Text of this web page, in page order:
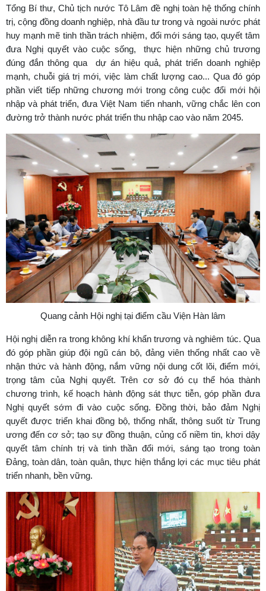
Tổng Bí thư, Chủ tịch nước Tô Lâm đề nghị toàn hệ thống chính
trị, cộng đồng doanh nghiệp, nhà đầu tư trong và ngoài nước phát
huy mạnh mẽ tinh thần trách nhiệm, đổi mới sáng tạo, quyết tâm
đưa Nghị quyết vào cuộc sống, thực hiện những chủ trương
đúng đắn thông qua dự án hiệu quả, phát triển doanh nghiệp
mạnh, chuỗi giá trị mới, việc làm chất lượng cao... Qua đó góp
phần viết tiếp những chương mới trong công cuộc đổi mới hội
nhập và phát triển, đưa Việt Nam tiến nhanh, vững chắc lên con
đường trở thành nước phát triển thu nhập cao vào năm 2045.
Quang cảnh Hội nghị tại điểm cầu Viện Hàn lâm
Hội nghị diễn ra trong không khí khẩn trương và nghiêm túc. Qua
đó góp phần giúp đội ngũ cán bộ, đảng viên thống nhất cao về
nhận thức và hành động, nắm vững nội dung cốt lõi, điểm mới,
trọng tâm của Nghị quyết. Trên cơ sở đó cụ thể hóa thành
chương trình, kế hoạch hành động sát thực tiễn, góp phần đưa
Nghị quyết sớm đi vào cuộc sống. Đồng thời, bảo đảm Nghị
quyết được triển khai đồng bộ, thống nhất, thông suốt từ Trung
ương đến cơ sở; tạo sự đồng thuận, củng cố niềm tin, khơi dậy
quyết tâm chính trị và tinh thần đổi mới, sáng tạo trong toàn
Đảng, toàn dân, toàn quân, thực hiện thắng lợi các mục tiêu phát
triển nhanh, bền vững.